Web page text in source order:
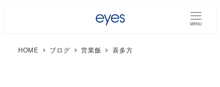
MENU
HOME ブログ 営業飯 喜多方